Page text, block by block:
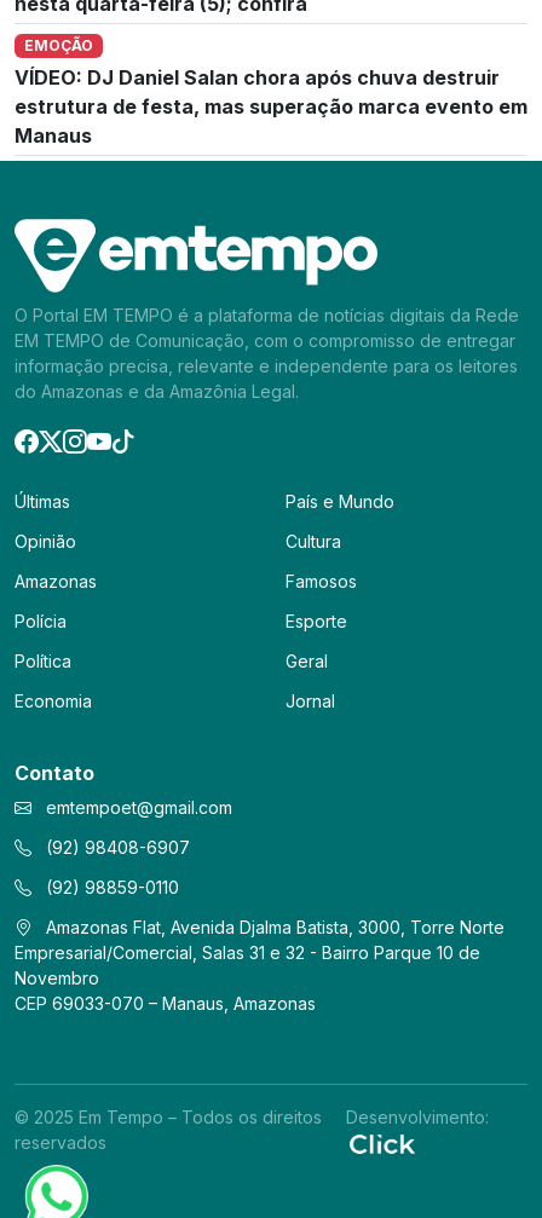
EMOÇÃO
VÍDEO: DJ Daniel Salan chora após chuva destruir
estrutura de festa, mas superação marca evento em
Manaus
O Portal EM TEMPO é a plataforma de notícias digitais da Rede
EM TEMPO de Comunicação, com o compromisso de entregar
informação precisa, relevante e independente para os leitores
do Amazonas e da Amazônia Legal.
Últimas
Opinião
Amazonas
Polícia
Política
Economia
País e Mundo
Cultura
Famosos
Esporte
Geral
Jornal
Contato
emtempoet@gmail.com
(92) 98408-6907
(92) 98859-0110
Amazonas Flat, Avenida Djalma Batista, 3000, Torre Norte
Empresarial/Comercial, Salas 31 e 32 - Bairro Parque 10 de
Novembro
CEP 69033-070 – Manaus, Amazonas
© 2025 Em Tempo – Todos os direitos
reservados
Desenvolvimento: